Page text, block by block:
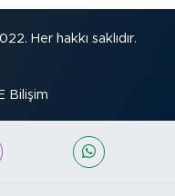
Her hakkı saklıdır.
Bilişim